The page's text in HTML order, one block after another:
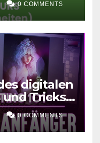
0 COMMENTS
digitalen
und Tricks
0 COMMENTS